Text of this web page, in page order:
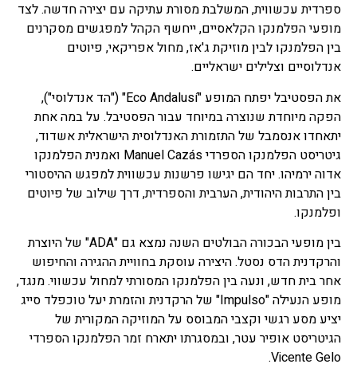
ספרדית עכשווית, המשלבת מסורת עתיקה עם יצירה חדשה. לצד
מופעי הפלמנקו הקלאסיים, ייחשף הקהל למפגשים מסקרנים
בין הפלמנקו לבין מוזיקת ג'אז, מחול אפריקאי, פיוטים
אנדלוסיים וצלילים ישראליים.
את הפסטיבל יפתח המופע "Eco Andalusí" ("הד אנדלוסי"),
הפקה מיוחדת שנוצרה במיוחד עבור הפסטיבל. על במה אחת
יתאחדו אנסמבל של התזמורת האנדלוסית הישראלית אשדוד,
גיטריסט הפלמנקו הספרדי Manuel Cazás ואמנית הפלמנקו
אדוה ירמיהו. יחד הם יגישו פרשנות עכשווית למפגש ההיסטורי
בין התרבות היהודית, הערבית והספרדית, דרך שילוב של פיוטים
ופלמנקו.
בין מופעי הבכורה הבולטים השנה נמצא גם "ADA" של היוצרת
והרקדנית הדס נסטל. היצירה עוסקת בחוויית ההגירה והחיפוש
אחר בית חדש, ונעה בין הפלמנקו המסורתי למחול עכשווי. מנגד,
מופע הנעילה "Impulso" של הרקדנית והזמרת יעל טוכפלד סייג
יציע מסע רגשי וקצבי המבוסס על המוזיקה המקורית של
הגיטריסט אופיר עטר, ובמסגרתו יתארח זמר הפלמנקו הספרדי
Vicente Gelo.